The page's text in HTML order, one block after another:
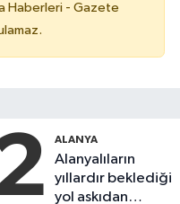
Haberleri - Gazete
ALANYA
Alanyalıların
yıllardır beklediği
yol askıdan